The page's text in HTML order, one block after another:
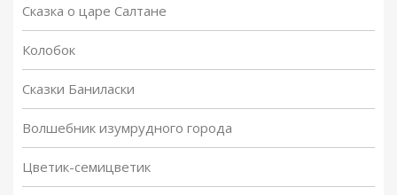
Сказка о царе Салтане
Колобок
Сказки Баниласки
Волшебник изумрудного города
Цветик-семицветик